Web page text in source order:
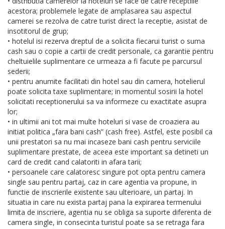
acestora; problemele legate de amplasarea sau aspectul
camerei se rezolva de catre turist direct la receptie, asistat de
insotitorul de grup;
• hotelul isi rezerva dreptul de a solicita fiecarui turist o suma
cash sau o copie a cartii de credit personale, ca garantie pentru
cheltuielile suplimentare ce urmeaza a fi facute pe parcursul
sederii;
• pentru anumite facilitati din hotel sau din camera, hotelierul
poate solicita taxe suplimentare; in momentul sosirii la hotel
solicitati receptionerului sa va informeze cu exactitate asupra
lor;
• in ultimii ani tot mai multe hoteluri si vase de croaziera au
initiat politica „fara bani cash” (cash free). Astfel, este posibil ca
unii prestatori sa nu mai incaseze bani cash pentru serviciile
suplimentare prestate, de aceea este important sa detineti un
card de credit cand calatoriti in afara tarii;
• persoanele care calatoresc singure pot opta pentru camera
single sau pentru partaj, caz in care agentia va propune, in
functie de inscrierile existente sau ulterioare, un partaj. In
situatia in care nu exista partaj pana la expirarea termenului
limita de inscriere, agentia nu se obliga sa suporte diferenta de
camera single, in consecinta turistul poate sa se retraga fara